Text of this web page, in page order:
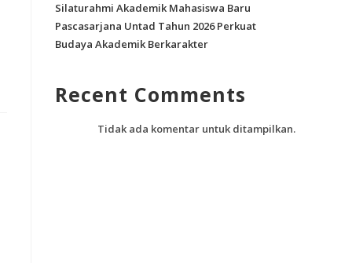
Silaturahmi Akademik Mahasiswa Baru
Pascasarjana Untad Tahun 2026 Perkuat
Budaya Akademik Berkarakter
Recent Comments
Tidak ada komentar untuk ditampilkan.